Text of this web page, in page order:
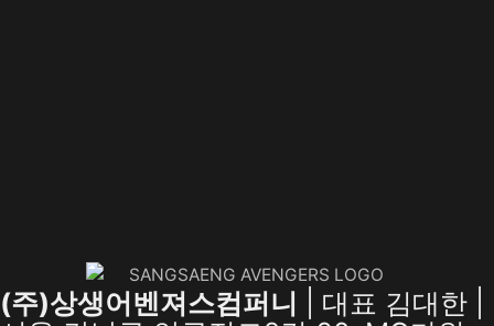
(주)상생어벤져스컴퍼니 | 대표 김대한 |